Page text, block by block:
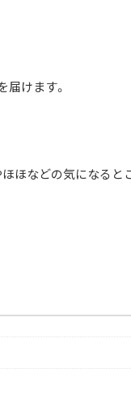
けます。
ほなどの気になると